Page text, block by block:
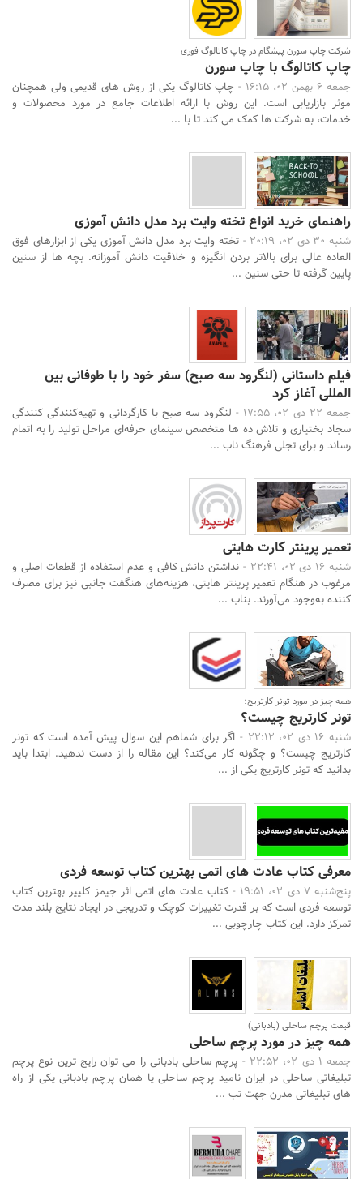
شرکت چاپ سورن پیشگام در چاپ کاتالوگ فوری
چاپ کاتالوگ با چاپ سورن
جمعه 6 بهمن 02، 16:15 -
چاپ کاتالوگ یکی از روش های قدیمی ولی همچنان
موثر بازاریابی است. این روش با ارائه اطلاعات جامع در مورد محصولات و
خدمات، به شرکت ها کمک می کند تا با ...
راهنمای خرید انواع تخته وایت برد مدل دانش آموزی
شنبه 30 دی 02، 20:19 -
تخته وایت برد مدل دانش آموزی یکی از ابزارهای فوق
العاده عالی برای بالاتر بردن انگیزه و خلاقیت دانش آموزانه. بچه ها از سنین
پایین گرفته تا حتی سنین ...
فیلم داستانی (لنگرود سه صبح) سفر خود را با طوفانی بین
المللی آغاز کرد
جمعه 22 دی 02، 17:55 -
لنگرود سه صبح با کارگردانی و تهیه‌کنندگی کنندگی
سجاد بختیاری و تلاش ده ها متخصص سینمای حرفه‌ای مراحل تولید را به اتمام
رساند و برای تجلی فرهنگ ناب ...
تعمیر پرینتر کارت هایتی
شنبه 16 دی 02، 22:41 -
نداشتن دانش کافی و عدم استفاده از قطعات اصلی و
مرغوب در هنگام تعمیر پرینتر هایتی، هزینه‌های هنگفت جانبی نیز برای مصرف
کننده به‌وجود می‌آورند. بناب ...
همه چیز در مورد تونر کارتریج؛
تونر کارتریج چیست؟
شنبه 16 دی 02، 22:12 -
اگر برای شماهم این سوال پیش آمده است که تونر
کارتریج چیست؟ و چگونه کار می‌کند؟ این مقاله را از دست ندهید. ابتدا باید
بدانید که تونر کارتریج یکی از ...
معرفی کتاب عادت های اتمی بهترین کتاب توسعه فردی
پنج‌شنبه 7 دی 02، 19:51 -
کتاب عادت های اتمی اثر جیمز کلییر بهترین کتاب
توسعه فردی است که بر قدرت تغییرات کوچک و تدریجی در ایجاد نتایج بلند مدت
تمرکز دارد. این کتاب چارچوبی ...
قیمت پرچم ساحلی (بادبانی)
همه چیز در مورد پرچم ساحلی
جمعه 1 دی 02، 22:52 -
پرچم ساحلی بادبانی را می توان رایج ترین نوع پرچم
تبلیغاتی ساحلی در ایران نامید پرچم ساحلی یا همان پرچم بادبانی یکی از راه
های تبلیغاتی مدرن جهت تب ...